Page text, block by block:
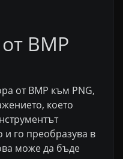
BMP
от BMP към PNG,
което
го преобразува в
може да бъде